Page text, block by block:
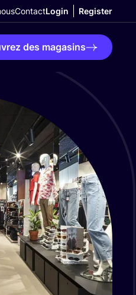
ContactLogin Register
des magasins